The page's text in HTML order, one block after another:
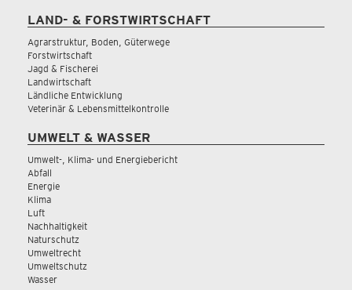
LAND- & FORSTWIRTSCHAFT
Agrarstruktur, Boden, Güterwege
Forstwirtschaft
Jagd & Fischerei
Landwirtschaft
Ländliche Entwicklung
Veterinär & Lebensmittelkontrolle
UMWELT & WASSER
Umwelt-, Klima- und Energiebericht
Abfall
Energie
Klima
Luft
Nachhaltigkeit
Naturschutz
Umweltrecht
Umweltschutz
Wasser